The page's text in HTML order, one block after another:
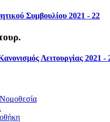
Συμβουλίου 2021 - 22
Λειτουργίας 2021 -